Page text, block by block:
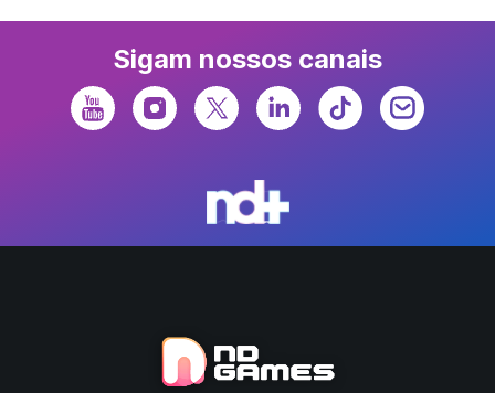
Sigam nossos canais